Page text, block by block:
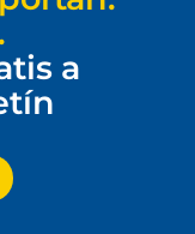
a